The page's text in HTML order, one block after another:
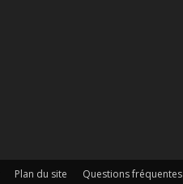
Plan du site Questions fréquentes